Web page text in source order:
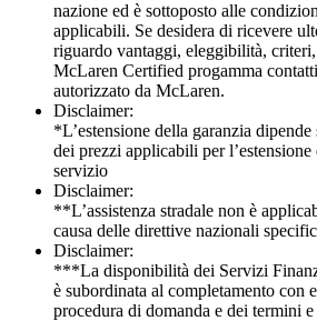
nazione ed è sottoposto alle
applicabili. Se desidera di ricevere
riguardo vantaggi, eleggibilità,
McLaren Certified progamma
autorizzato da McLaren.
Disclaimer:
*L’estensione della garanzia
dei prezzi applicabili per
servizio
Disclaimer:
**L’assistenza stradale non è
causa delle direttive nazionali
Disclaimer:
***La disponibilità dei Servizi
è subordinata al completamento con
procedura di domanda e dei termini